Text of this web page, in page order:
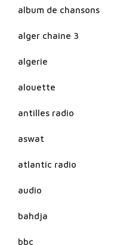
album de chansons
alger chaine 3
algerie
alouette
antilles radio
aswat
atlantic radio
audio
bahdja
bbc